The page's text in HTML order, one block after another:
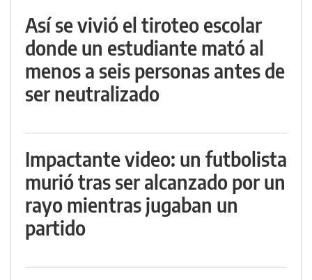
Así se vivió el tiroteo escolar
donde un estudiante mató al
menos a seis personas antes de
ser neutralizado
Impactante video: un futbolista
murió tras ser alcanzado por un
rayo mientras jugaban un
partido